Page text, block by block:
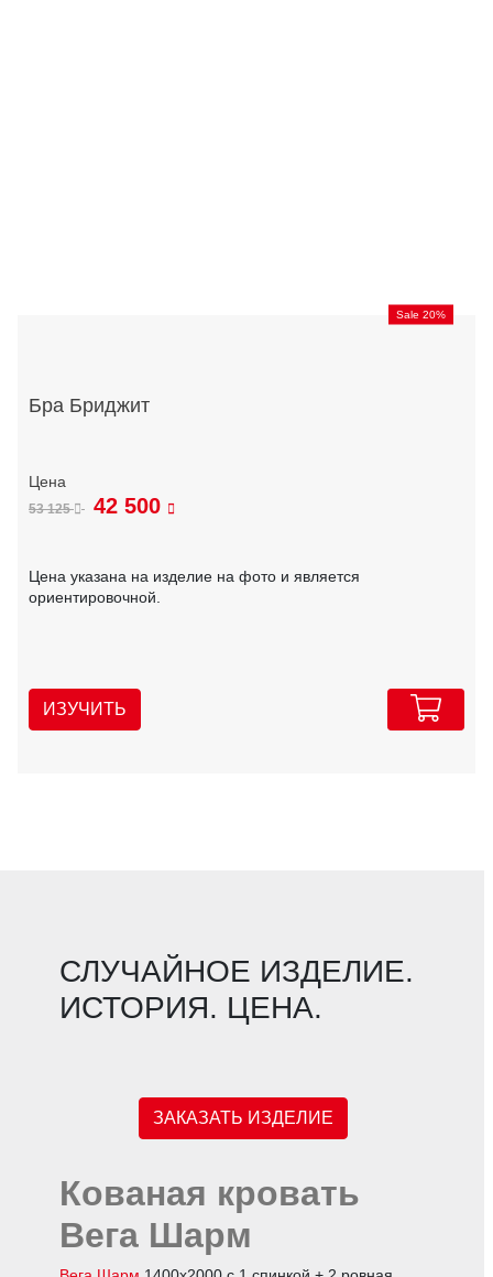
Sale 20%
Бра Бриджит
53 125 42 500
Цена указана на изделие на фото и является
ориентировочной.
ИЗУЧИТЬ
СЛУЧАЙНОЕ ИЗДЕЛИЕ.
ИСТОРИЯ. ЦЕНА.
ЗАКАЗАТЬ ИЗДЕЛИЕ
Кованая кровать
Вега Шарм